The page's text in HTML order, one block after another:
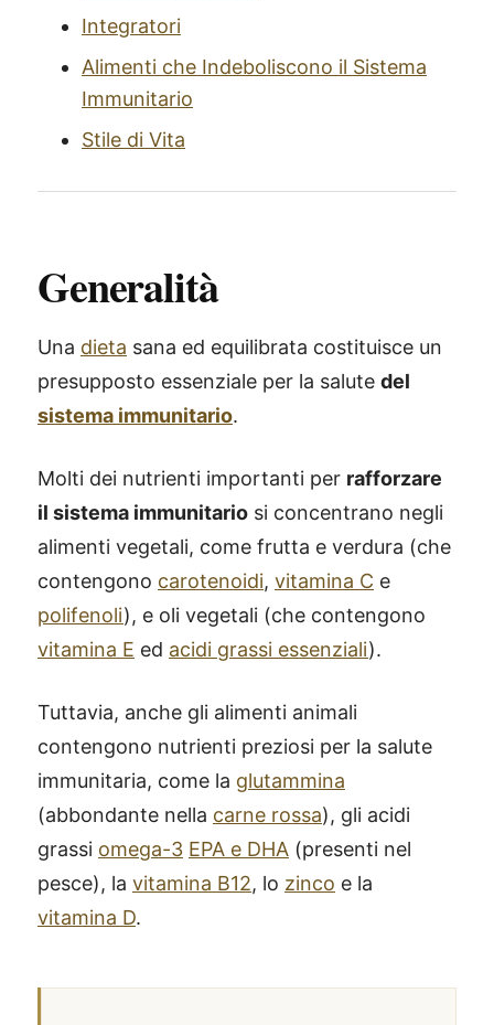
Integratori
Alimenti che Indeboliscono il Sistema
Immunitario
Stile di Vita
Generalità
Una dieta sana ed equilibrata costituisce un
presupposto essenziale per la salute del
sistema immunitario.
Molti dei nutrienti importanti per rafforzare
il sistema immunitario si concentrano negli
alimenti vegetali, come frutta e verdura (che
contengono carotenoidi, vitamina C e
polifenoli), e oli vegetali (che contengono
vitamina E ed acidi grassi essenziali).
Tuttavia, anche gli alimenti animali
contengono nutrienti preziosi per la salute
immunitaria, come la glutammina
(abbondante nella carne rossa), gli acidi
grassi omega-3 EPA e DHA (presenti nel
pesce), la vitamina B12, lo zinco e la
vitamina D.